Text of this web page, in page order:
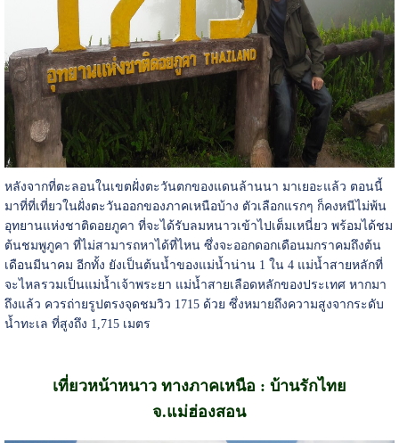
หลังจากที่ตะลอนในเขตฝั่งตะวันตกของแดนล้านนา มาเยอะแล้ว ตอนนี้
มาที่ที่เที่ยวในฝั่งตะวันออกของภาคเหนือบ้าง ตัวเลือกแรกๆ ก็คงหนีไม่พ้น
อุทยานแห่งชาติดอยภูคา ที่จะได้รับลมหนาวเข้าไปเต็มเหนี่ยว พร้อมได้ชม
ต้นชมพูภูคา ที่ไม่สามารถหาได้ที่ไหน ซึ่งจะออกดอกเดือนมกราคมถึงต้น
เดือนมีนาคม อีกทั้ง ยังเป็นต้นน้ำของแม่น้ำน่าน 1 ใน 4 แม่น้ำสายหลักที่
จะไหลรวมเป็นแม่น้ำเจ้าพระยา แม่น้ำสายเลือดหลักของประเทศ หากมา
ถึงแล้ว ควรถ่ายรูปตรงจุดชมวิว 1715 ด้วย ซึ่งหมายถึงความสูงจากระดับ
น้ำทะเล ที่สูงถึง 1,715 เมตร
เที่ยวหน้าหนาว ทางภาคเหนือ : บ้านรักไทย
จ.แม่ฮ่องสอน